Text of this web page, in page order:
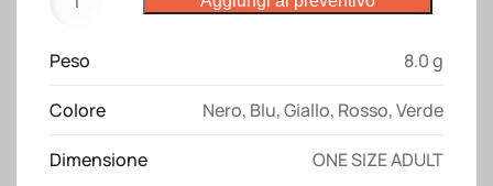
da
uomo
quantità
Peso 8.0 g
Colore Nero, Blu,Giallo, Rosso,Verde
Dimensione ONE SIZE ADULT